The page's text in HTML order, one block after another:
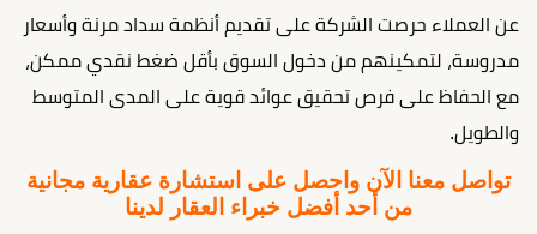
عن العملاء حرصت الشركة على تقديم أنظمة سداد مرنة وأسعار
مدروسة، لتمكينهم من دخول السوق بأقل ضغط نقدي ممكن،
مع الحفاظ على فرص تحقيق عوائد قوية على المدى المتوسط
والطويل.
تواصل معنا الآن واحصل على استشارة عقارية مجانية
من أحد أفضل خبراء العقار لدينا